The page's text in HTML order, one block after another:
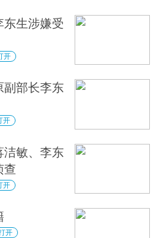
东生涉嫌受
开
副部长李东
开
洁敏、李东
查
开
开